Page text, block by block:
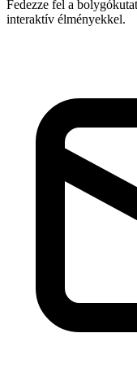
Fedezze fel a
interaktív élményekkel.